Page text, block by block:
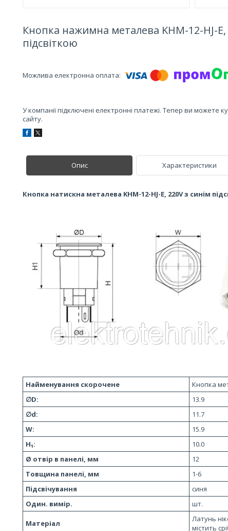
Кнопка нажимна металева KHM-12-HJ-
підсвіткою
У компанії підключені електронні платежі. Тепер ви
сайту.
Опис Характеристики
Кнопка натискна металева KHM-12-HJ-E, 220V з синім
Найменування скорочене
Кнопка
∅D:
13.9
∅d:
11.7
W:
15.9
H₁:
10.0
Ø отвір в панелі, мм
12
Товщина панелі, мм
1-6
Підсвічування
синя
Один. вимір.
шт.
Матеріал
Латунь
містить